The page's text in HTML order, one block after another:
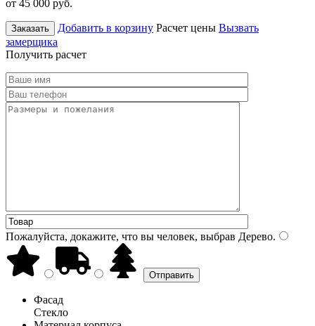
от 45 000 руб.
Заказать Добавить в корзину Расчет цены Вызвать
замерщика
Получить расчет
Пожалуйста, докажите, что вы человек, выбрав Дерево.
Фасад
Стекло